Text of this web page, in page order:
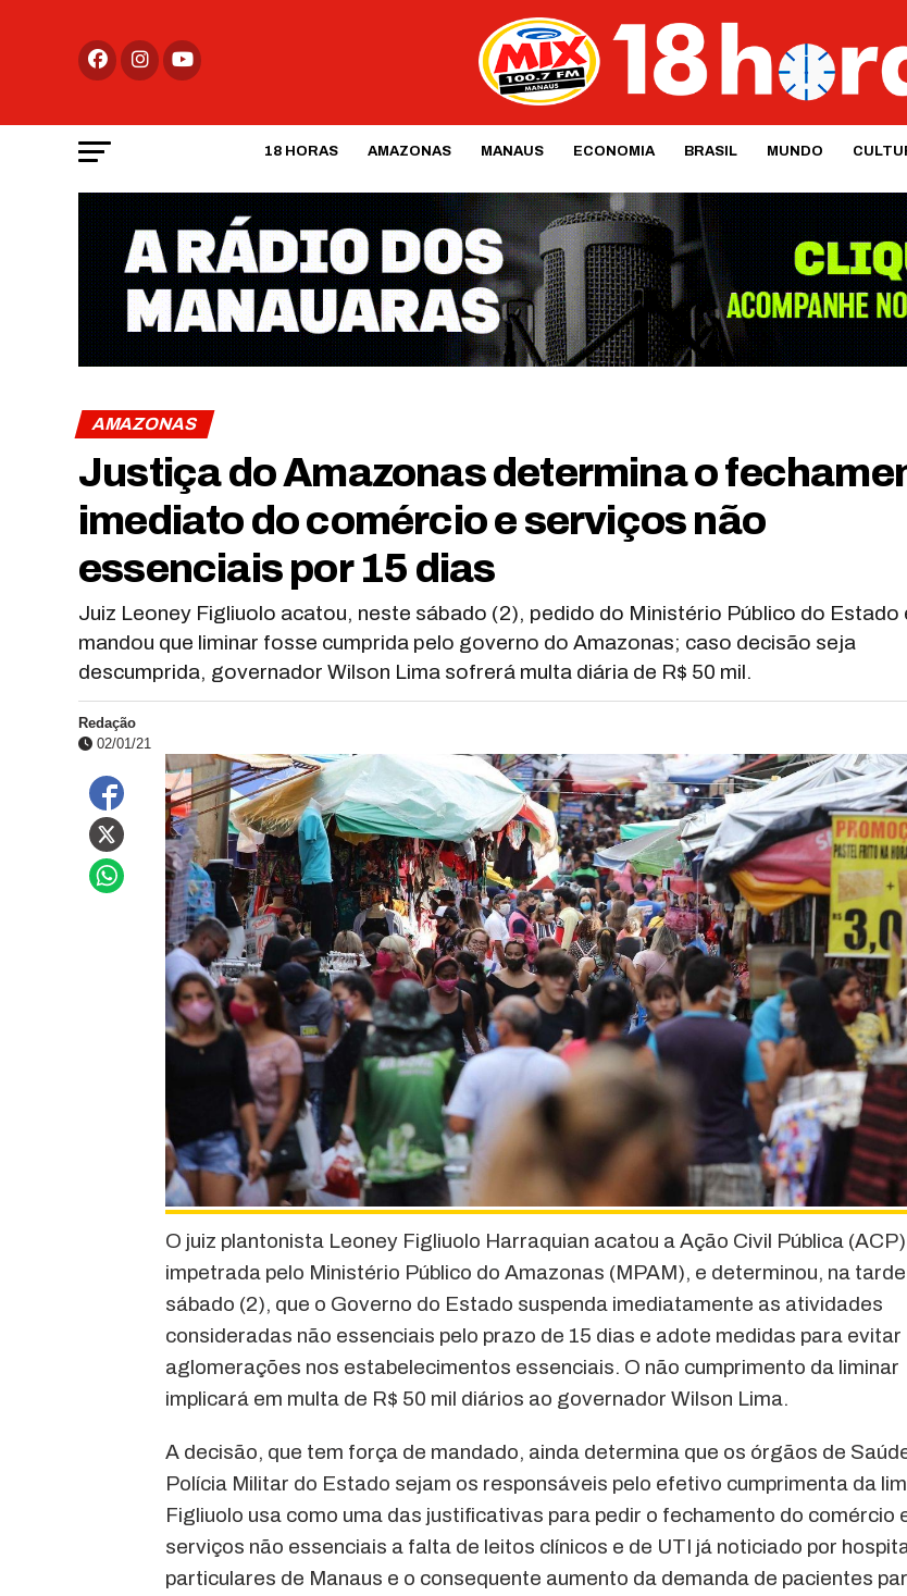
18 HORAS AMAZONAS MANAUS ECONOMIA BRASIL MUNDO
AMAZONAS
Justiça do Amazonas determina o
imediato do comércio e serviços não
essenciais por 15 dias
Juiz Leoney Figliuolo acatou, neste sábado (2), pedido do Ministério Público do Estado
mandou que liminar fosse cumprida pelo governo do Amazonas; caso decisão seja
descumprida, governador Wilson Lima sofrerá multa diária de R$ 50 mil.
Redação
02/01/21
O juiz plantonista Leoney Figliuolo Harraquian acatou a Ação Civil Pública (ACP)
impetrada pelo Ministério Público do Amazonas (MPAM), e determinou, na
sábado (2), que o Governo do Estado suspenda imediatamente as atividades
consideradas não essenciais pelo prazo de 15 dias e adote medidas para evitar
aglomerações nos estabelecimentos essenciais. O não cumprimento da liminar
implicará em multa de R$ 50 mil diários ao governador Wilson Lima.
A decisão, que tem força de mandado, ainda determina que os órgãos de
Polícia Militar do Estado sejam os responsáveis pelo efetivo cumprimenta da
Figliuolo usa como uma das justificativas para pedir o fechamento do comércio
serviços não essenciais a falta de leitos clínicos e de UTI já noticiado por
particulares de Manaus e o consequente aumento da demanda de pacientes